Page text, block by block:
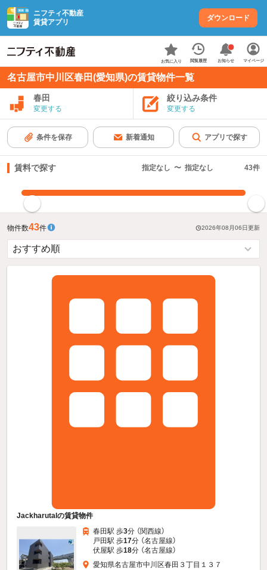
ニフティ不動産
賃貸アプリ
ダウンロード
お気に入り 閲覧履歴 お知らせ マイページ
名古屋市中川区春田(愛知県)の賃貸物件一覧
春田
変更する
絞り込み条件
変更する
条件を保存 新着通知 アプリで探す
賃料で探す 指定なし 〜 指定なし 43件
物件数43件 2026年08月06日更新
JackharutaIの賃貸物件
春田駅 歩3分 （関西線）
戸田駅 歩17分 （名古屋線）
伏屋駅 歩18分 （名古屋線）
愛知県名古屋市中川区春田３丁目１３７